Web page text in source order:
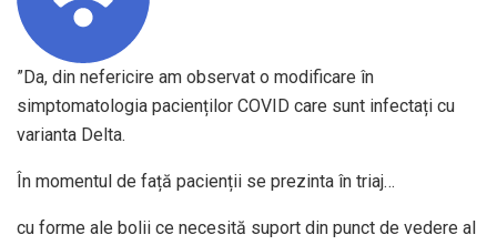
”Da, din nefericire am observat o modificare în
simptomatologia pacienților COVID care sunt infectați cu
varianta Delta.
În momentul de față pacienții se prezinta în triaj…
cu forme ale bolii ce necesită suport din punct de vedere al